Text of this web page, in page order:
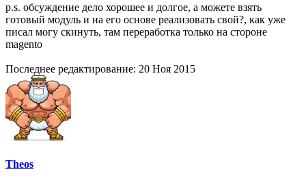
p.s. обсуждение дело хорошее и долгое, а можете взять
готовый модуль и на его основе реализовать свой?, как уже
писал могу скинуть, там переработка только на стороне
magento
Последнее редактирование: 20 Ноя 2015
Theos